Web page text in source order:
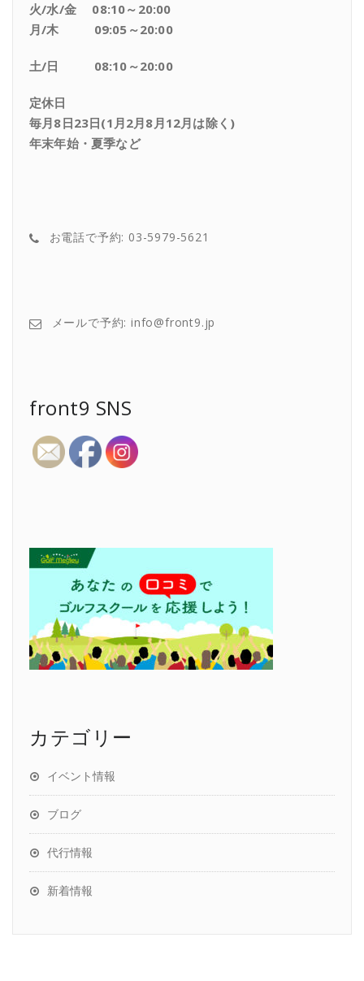
火/水/金 08:10～20:00
月/木 09:05～20:00
土/日 08:10～20:00
定休日
毎月8日23日(1月2月8月12月は除く)
年末年始・夏季など
お電話で予約: 03-5979-5621
メールで予約: info@front9.jp
front9 SNS
カテゴリー
イベント情報
ブログ
代行情報
新着情報